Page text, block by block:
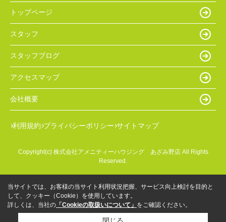
トップページ
スタッフ
スタッフブログ
アクセスマップ
会社概要
利用規約 プライバシーポリシー サイトマップ
Copyright(c) 株式会社アメニティーハウジング あざみ野店 All Rights
Reserved.
当サイトでは、お客様の当サイト利用状況把握、サービス向上検討を目的と
して、クッキー（Cookie）を使用しています。
詳しくは、当社の 「Cookieの取扱いについて」 をご確認ください。